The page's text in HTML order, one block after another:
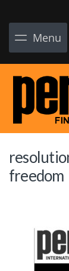
Menu
freedom